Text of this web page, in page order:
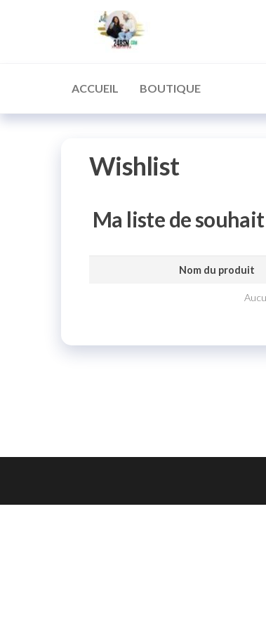
ACCUEIL BOUTIQUE
Wishlist
Ma liste de souhait
Nom du produit